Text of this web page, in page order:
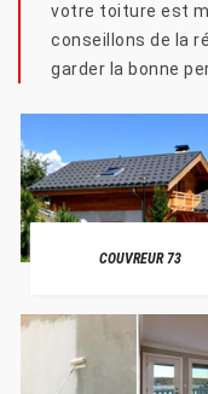
votre toiture est
conseillons de la
garder la bonne
COUVREUR 73